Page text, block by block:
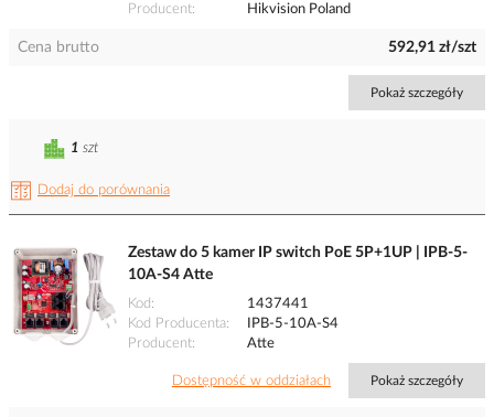
Producent
Hikvision Poland
Cena brutto 592,91 zł/szt
Pokaż szczegóły
Dodaj do porównania
1 szt
Zestaw do 5 kamer IP switch PoE 5P+1UP | IPB-5-
10A-S4 Atte
Kod
1437441
Kod Producenta
IPB-5-10A-S4
Producent
Atte
Dostępność w oddziałach Pokaż szczegóły